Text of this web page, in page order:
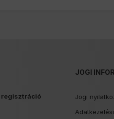
JOGI
Jogi